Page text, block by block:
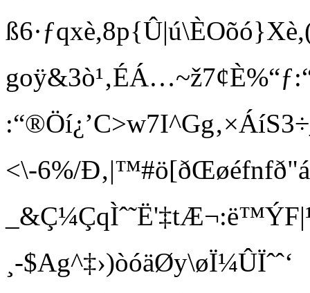
goÿ&3ò¹‚ÉÁ
:“
<\-6%/Ð ‚|™
¸-$Ag^‡›)òóäØy\øÏ¼ÛÏˆˆ‘